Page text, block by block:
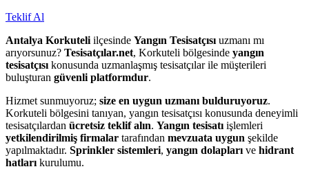
Teklif Al
Antalya Korkuteli ilçesinde Yangın Tesisatçısı uzmanı mı
arıyorsunuz? Tesisatçılar.net, Korkuteli bölgesinde yangın
tesisatçısı konusunda uzmanlaşmış tesisatçılar ile müşterileri
buluşturan güvenli platformdur.
Hizmet sunmuyoruz; size en uygun uzmanı bulduruyoruz.
Korkuteli bölgesini tanıyan, yangın tesisatçısı konusunda deneyimli
tesisatçılardan ücretsiz teklif alın. Yangın tesisatı işlemleri
yetkilendirilmiş firmalar tarafından mevzuata uygun şekilde
yapılmaktadır. Sprinkler sistemleri, yangın dolapları ve hidrant
hatları kurulumu.